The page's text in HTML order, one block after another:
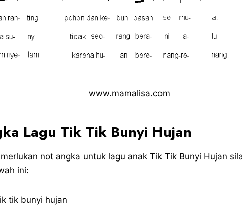
www.mamalisa.com
Lagu Tik Tik Bunyi Hujan
not angka untuk lagu anak Tik Tik Bunyi Hujan
ini: